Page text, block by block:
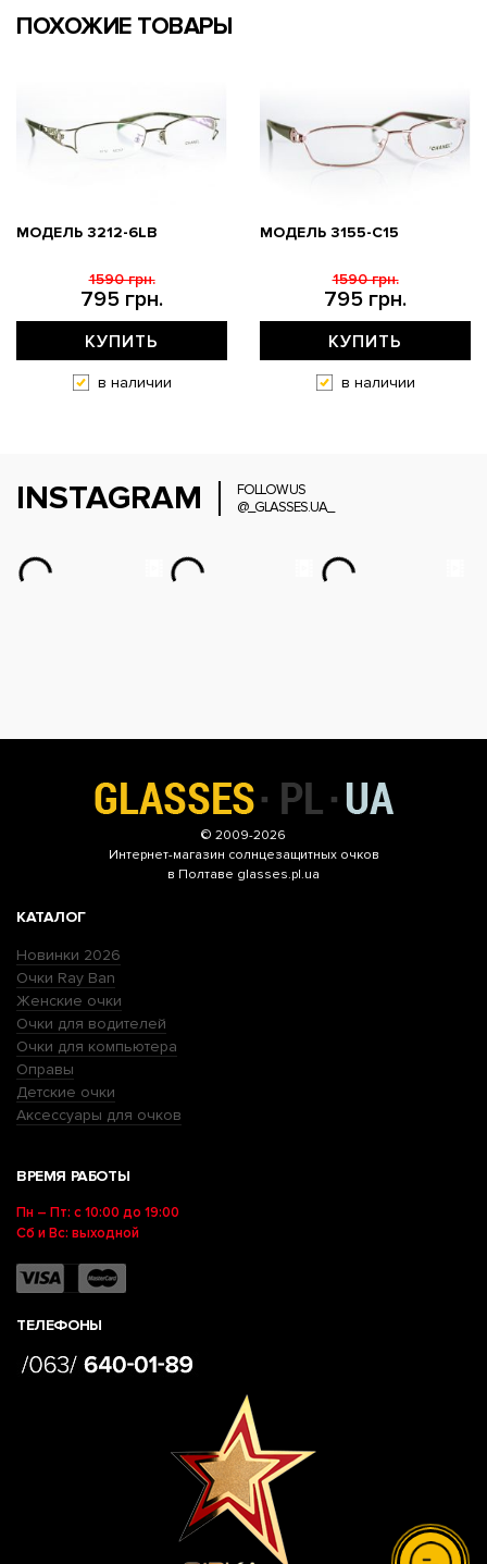
ПОХОЖИЕ ТОВАРЫ
МОДЕЛЬ 3212-6LB
795 грн.
1590 грн.
КУПИТЬ
в наличии
МОДЕЛЬ 3155-C15
795 грн.
1590 грн.
КУПИТЬ
в наличии
INSTAGRAM
FOLLOW US
@_GLASSES.UA_
© 2009-2026
Интернет-магазин солнцезащитных очков
в Полтаве glasses.pl.ua
КАТАЛОГ
Новинки 2026
Очки Ray Ban
Женские очки
Очки для водителей
Очки для компьютера
Оправы
Детские очки
Аксессуары для очков
ВРЕМЯ РАБОТЫ
Пн – Пт: с 10:00 до 19:00
Сб и Вс: выходной
ТЕЛЕФОНЫ